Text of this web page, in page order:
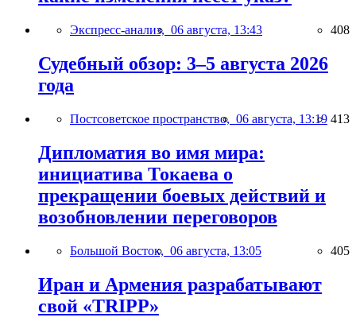
Экспресс-анализ, 06 августа, 13:43 408
Судебный обзор: 3–5 августа 2026
года
Постсоветское пространство, 06 августа, 13:19 413
Дипломатия во имя мира:
инициатива Токаева о
прекращении боевых действий и
возобновлении переговоров
Большой Восток, 06 августа, 13:05 405
Иран и Армения разрабатывают
свой «TRIPP»